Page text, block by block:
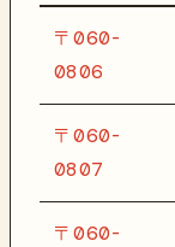
〒060-
0806
〒060-
0807
〒060-